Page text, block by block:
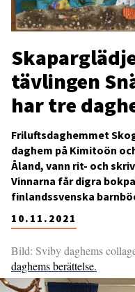
tävlingen
har tre
10.11.2021
Friluftsdaghemmet
daghem på Kimitoön
Åland, vann rit- och
Vinnarna får digra
finlandssvenska
Bild: Sviby daghems
daghems berättelse.